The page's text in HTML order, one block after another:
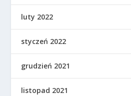
luty 2022
styczeń 2022
grudzień 2021
listopad 2021